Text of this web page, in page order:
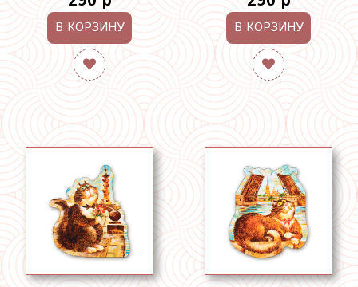
В КОРЗИНУ В КОРЗИНУ